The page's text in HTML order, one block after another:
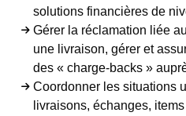
solutions financières de
Gérer la réclamation liée
une livraison, gérer et
des « charge-backs »
Coordonner les situations
livraisons, échanges,